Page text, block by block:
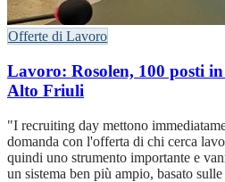
Offerte di Lavoro
Lavoro: Rosolen, 100 posti
Alto Friuli
"I recruiting day mettono
domanda con l'offerta di chi cerca
quindi uno strumento importante e
un sistema ben più ampio, basato